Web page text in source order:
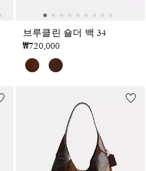
브루클린 숄더 백 34
₩720,000